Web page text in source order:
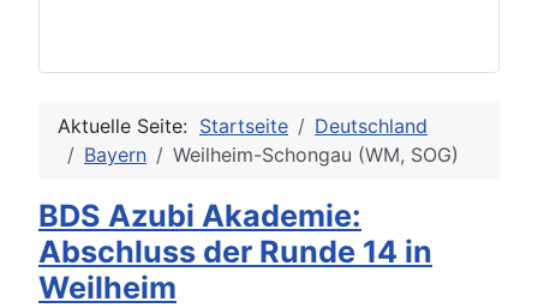
Aktuelle Seite: Startseite
Deutschland
Bayern
Weilheim-Schongau (WM, SOG)
BDS Azubi Akademie:
Abschluss der Runde 14 in
Weilheim